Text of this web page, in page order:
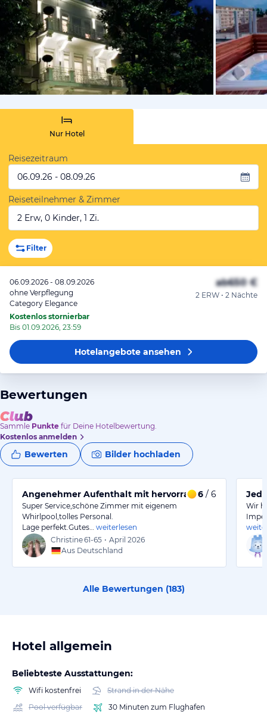
vom
Nur Hotel
Reisezeitraum
06.09.26 - 08.09.26
Reiseteilnehmer & Zimmer
2 Erw, 0 Kinder, 1 Zi.
Filter
06.09.2026 - 08.09.2026
ohne Verpflegung
Category Elegance
Kostenlos stornierbar
Bis 01.09.2026, 23:59
ab650 €
2 ERW • 2 Nächte
Hotelangeboteansehen
Bewertungen
Sammle Punkte für Deine Hotelbewertung.
Kostenlos anmelden
Bewerten Bilder hochladen
Angenehmer Aufenthalt mit hervorragendem Service
6 / 6
Super Service,schöne Zimmer mit eigenem
Whirlpool,tolles Personal.
Lage perfekt.Gutes…
weiterlesen
Christine61-65 • April 2026
Aus Deutschland
Wir
Alle Bewertungen (183)
Hotel allgemein
Beliebteste Ausstattungen:
Wifi kostenfrei
Strand in der Nähe
Pool verfügbar
30 Minuten zum Flughafen